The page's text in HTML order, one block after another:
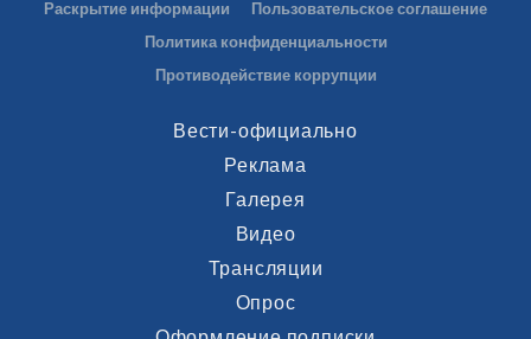
Раскрытие информации
Пользовательское соглашение
Политика конфиденциальности
Противодействие коррупции
Вести-официально
Реклама
Галерея
Видео
Трансляции
Опрос